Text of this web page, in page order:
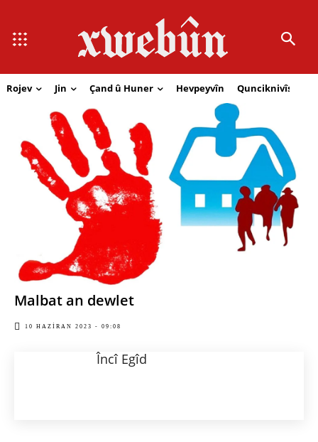
Rojev Jin Çand û Huner Hevpeyvîn Qunciknivîs
Malbat an dewlet
10 HAZIRAN 2023 - 09:08
Încî Egîd